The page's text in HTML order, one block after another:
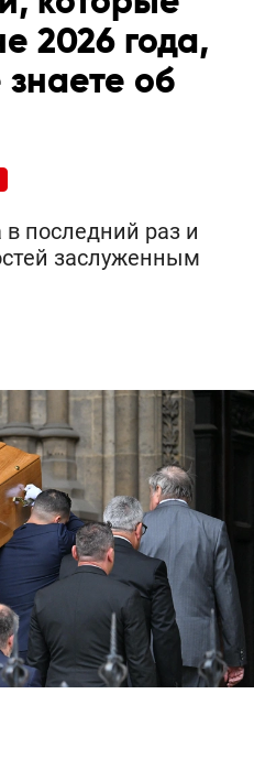
2026 года,
об
в последний раз и
заслуженным